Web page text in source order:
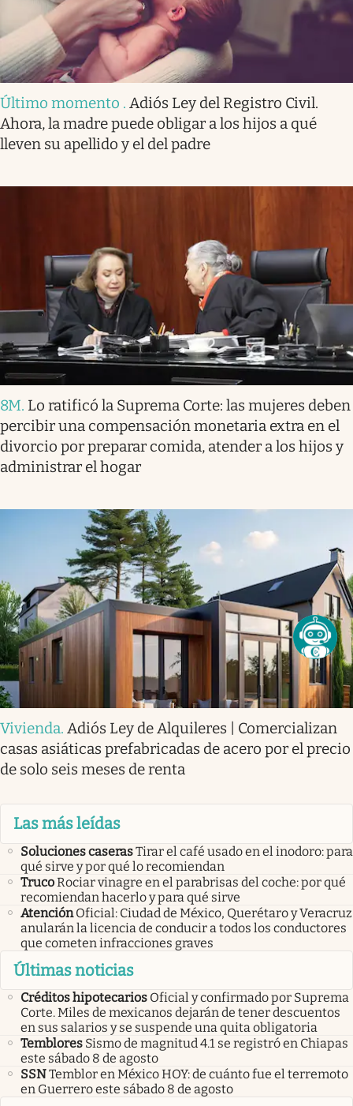
Último momento . Adiós Ley del Registro Civil.
Ahora, la madre puede obligar a los hijos a qué
lleven su apellido y el del padre
8M. Lo ratificó la Suprema Corte: las mujeres deben
percibir una compensación monetaria extra en el
divorcio por preparar comida, atender a los hijos y
administrar el hogar
Vivienda. Adiós Ley de Alquileres | Comercializan
casas asiáticas prefabricadas de acero por el precio
de solo seis meses de renta
Las más leídas
Soluciones caserasTirar el café usado en el inodoro: para
qué sirve y por qué lo recomiendan
TrucoRociar vinagre en el parabrisas del coche: por qué
recomiendan hacerlo y para qué sirve
Atención Oficial: Ciudad de México, Querétaro y Veracruz
anularán la licencia de conducir a todos los conductores
que cometen infracciones graves
Últimas noticias
Créditos hipotecarios Oficial y confirmado por Suprema
Corte. Miles de mexicanos dejarán de tener descuentos
en sus salarios y se suspende una quita obligatoria
Temblores Sismo de magnitud 4.1 se registró en Chiapas
este sábado 8 de agosto
SSNTemblor en México HOY: de cuánto fue el terremoto
en Guerrero este sábado 8 de agosto